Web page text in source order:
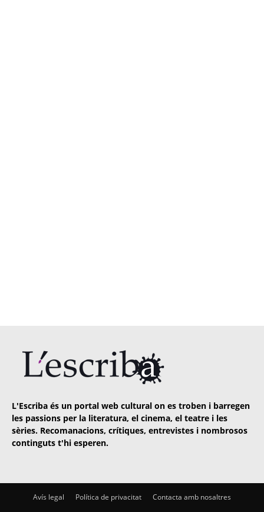
L'Escriba és un portal web cultural on es troben i barregen
les passions per la literatura, el cinema, el teatre i les
sèries. Recomanacions, crítiques, entrevistes i nombrosos
continguts t'hi esperen.
Avís legal Política de privacitat Contacta amb nosaltres